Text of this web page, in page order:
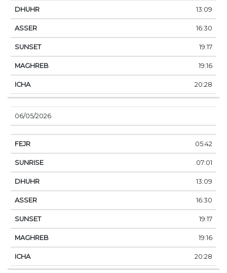
13:09
16:30
19:17
19:16
20:28
06/05/2026
05:42
07:01
13:09
16:30
19:17
19:16
20:28